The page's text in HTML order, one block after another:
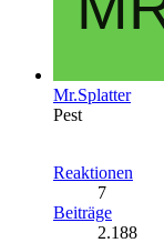
Mr.Splatter
Pest
Reaktionen
7
Beiträge
2.188